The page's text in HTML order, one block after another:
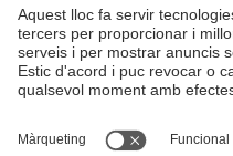
Llista Xarxes